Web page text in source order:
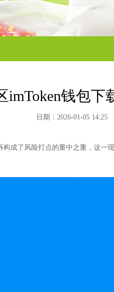
imToken钱包
日期：2026-01-05 14:25
成了风险打点的重中之重，这